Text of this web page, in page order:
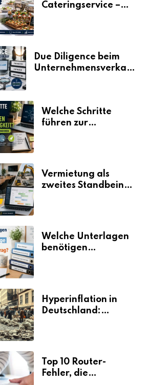
Cateringservice –
Due Diligence beim
Unternehmensverkauf
Welche Schritte
führen zur
Vermietung als
zweites Standbein:
Umsätze machen
Welche Unterlagen
benötigen
Hyperinflation in
Deutschland:
Top 10 Router-
Fehler, die